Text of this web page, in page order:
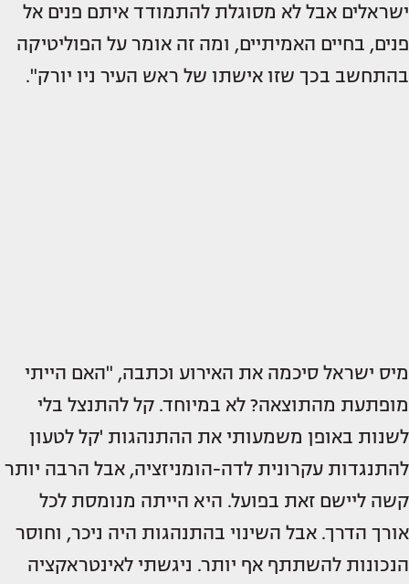
ישראלים אבל לא מסוגלת להתמודד איתם פנים אל
פנים, בחיים האמיתיים, ומה זה אומר על הפוליטיקה
בהתחשב בכך שזו אישתו של ראש העיר ניו יורק".
מיס ישראל סיכמה את האירוע וכתבה, "האם הייתי
מופתעת מהתוצאה? לא במיוחד. קל להתנצל בלי
לשנות באופן משמעותי את ההתנהגות 'קל לטעון
להתנגדות עקרונית לדה-הומניזציה, אבל הרבה יותר
קשה ליישם זאת בפועל. היא הייתה מנומסת לכל
אורך הדרך. אבל השינוי בהתנהגות היה ניכר, וחוסר
הנכונות להשתתף אף יותר. ניגשתי לאינטראקציה